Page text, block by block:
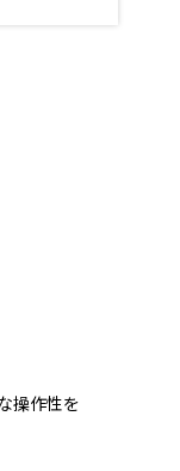
操作性を